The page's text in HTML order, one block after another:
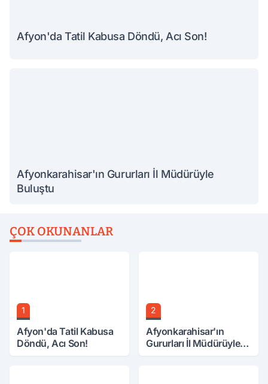
Afyon'da Tatil Kabusa Döndü, Acı Son!
Afyonkarahisar'ın Gururları İl Müdürüyle
Buluştu
ÇOK OKUNANLAR
1
Afyon'da Tatil Kabusa
Döndü, Acı Son!
2
Afyonkarahisar'ın
Gururları İl Müdürüyle